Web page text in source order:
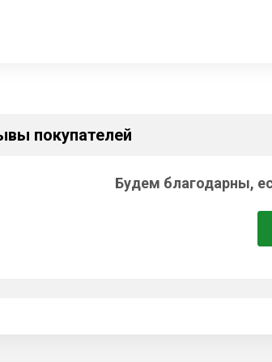
покупателей
Будем благодарны,